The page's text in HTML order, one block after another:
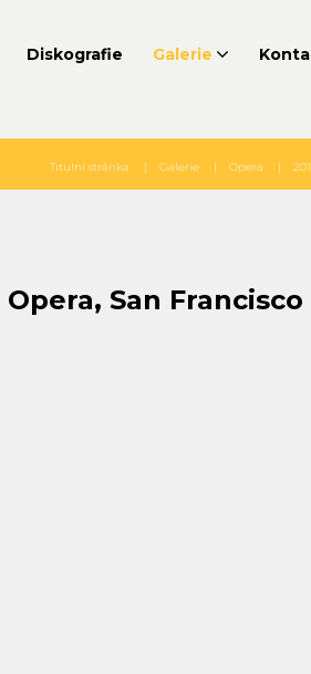
Diskografie Galerie
Titulní stránka Galerie Opera
Opera, San Francisco